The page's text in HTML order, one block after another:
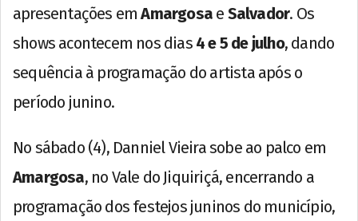
apresentações emAmargosa e Salvador. Os
shows acontecem nos dias 4 e 5 de julho, dando
sequência à programação do artista após o
período junino.
No sábado (4), Danniel Vieira sobe ao palco em
Amargosa, no Vale do Jiquiriçá, encerrando a
programação dos festejos juninos do município,